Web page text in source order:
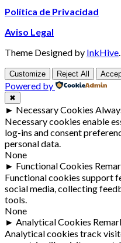
Política de Privacidad
Aviso Legal
Theme Designed by InkHive.
Customize Reject All
Powered by
✖
► Necessary Cookies
Necessary cookies enable
log-ins and consent
personal data.
None
► Functional Cookies
Functional cookies support
social media, collecting
tools.
None
► Analytical Cookies
Analytical cookies track